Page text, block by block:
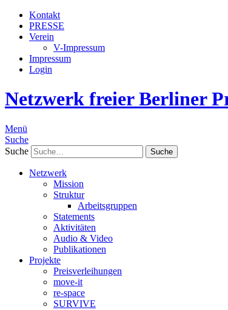
Kontakt
PRESSE
Verein
V-Impressum
Impressum
Login
Netzwerk freier Berliner
Menü
Suche
Suche
Netzwerk
Mission
Struktur
Arbeitsgruppen
Statements
Aktivitäten
Audio & Video
Publikationen
Projekte
Preisverleihungen
move-it
re-space
SURVIVE